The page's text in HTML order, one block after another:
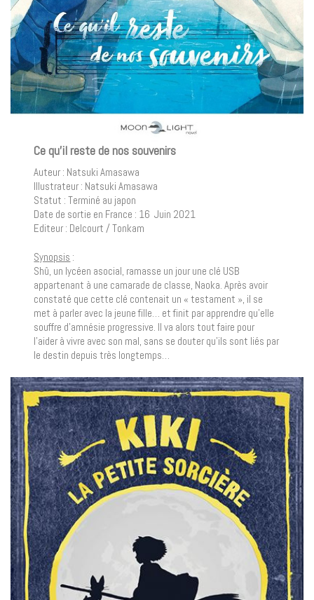
Ce qu’il reste de nos souvenirs
Auteur : Natsuki Amasawa
Illustrateur : Natsuki Amasawa
Statut : Terminé au japon
Date de sortie en France : 16 Juin 2021
Editeur : Delcourt / Tonkam
Synopsis :
Shû, un lycéen asocial, ramasse un jour une clé USB
appartenant à une camarade de classe, Naoka. Après avoir
constaté que cette clé contenait un « testament », il se
met à parler avec la jeune fille… et finit par apprendre qu’elle
souffre d’amnésie progressive. Il va alors tout faire pour
l’aider à vivre avec son mal, sans se douter qu’ils sont liés par
le destin depuis très longtemps…